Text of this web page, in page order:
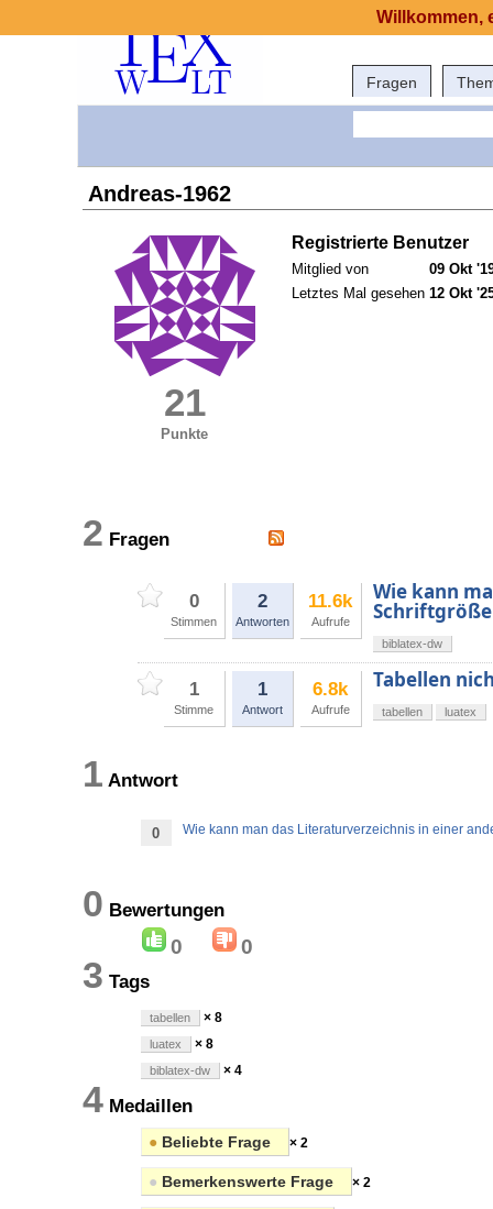
Fragen
Andreas-1962
21
Punkte
Registrierte Benutzer
Mitglied von
09 Okt
Letztes Mal gesehen 12 Okt
2 Fragen
0
Stimmen
2
Antworten
11.6k
Aufrufe
Wie kann
biblatex-dw
1
Stimme
1
Antwort
6.8k
Aufrufe
Tabellen
tabellen luatex
1 Antwort
0 Wie kann man das Literaturverzeichnis in einer
0 Bewertungen
0 0
3 Tags
tabellen × 8
luatex × 8
biblatex-dw × 4
4 Medaillen
● Beliebte Frage × 2
● Bemerkenswerte Frage × 2
Willkommen,